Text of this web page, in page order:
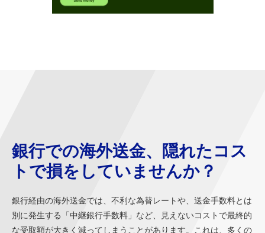
銀行での海外送金、隠れたコス
トで損をしていませんか？
銀行経由の海外送金では、不利な為替レートや、送金手数料とは
別に発生する「中継銀行手数料」など、見えないコストで最終的
な受取額が大きく減ってしまうことがあります。これは、多くの